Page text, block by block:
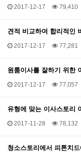
2017-12-17 79,410
견적 비교하여 합리적인
2017-12-17 77,281
원룸이사를 잘하기 위한
2017-12-17 77,057
유형에 맞는 이사스토리
2017-11-28 78,132
청소스토리에서 피톤치